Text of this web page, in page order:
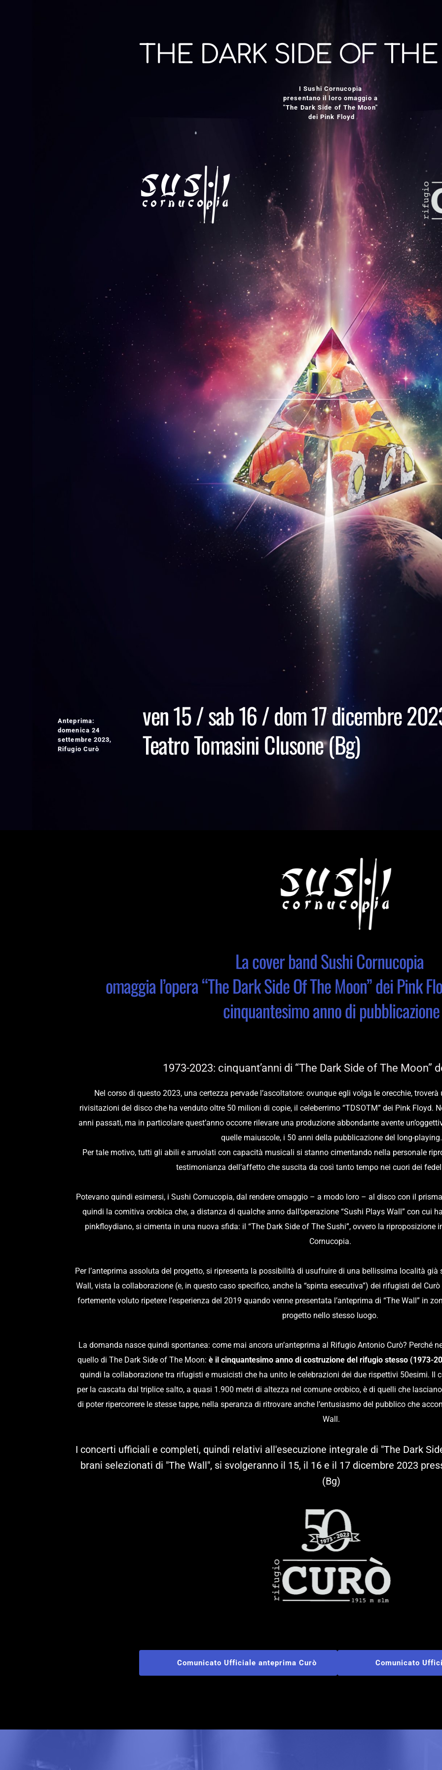
THE DARK SIDE OF
I Sushi Cornucopia
presentano il loro omaggio a
"The Dark Side of The Moon"
dei Pink Floyd
Anteprima:
domenica 24
settembre 2023,
Rifugio Curò
ven 15 / sab 16 / dom 17 dicembre
Teatro Tomasini Clusone (Bg)
La cover band Sushi Cornucopia
omaggia l’opera “The Dark Side Of The Moon” dei Pink
cinquantesimo anno di pubblicazione
1973-2023: cinquant’anni di “The Dark Side of The Moon”
Nel corso di questo 2023, una certezza pervade l’ascoltatore: ovunque egli volga le orecchie,
rivisitazioni del disco che ha venduto oltre 50 milioni di copie, il celeberrimo “TDSOTM” dei Pink Floyd.
anni passati, ma in particolare quest’anno occorre rilevare una produzione abbondante avente
quelle maiuscole, i 50 anni della pubblicazione del long-playing.
Per tale motivo, tutti gli abili e arruolati con capacità musicali si stanno cimentando nella personale
testimonianza dell’affetto che suscita da così tanto tempo nei cuori dei
Potevano quindi esimersi, i Sushi Cornucopia, dal rendere omaggio – a modo loro – al disco con il
quindi la comitiva orobica che, a distanza di qualche anno dall’operazione “Sushi Plays Wall” con cui
pinkfloydiano, si cimenta in una nuova sfida: il “The Dark Side of The Sushi”, ovvero la riproposizione
Cornucopia.
Per l’anteprima assoluta del progetto, si ripresenta la possibilità di usufruire di una bellissima località
Wall, vista la collaborazione (e, in questo caso specifico, anche la “spinta esecutiva”) dei rifugisti del
fortemente voluto ripetere l’esperienza del 2019 quando venne presentata l’anteprima di “The Wall” in
progetto nello stesso luogo.
La domanda nasce quindi spontanea: come mai ancora un’anteprima al Rifugio Antonio Curò? Perché
quello di The Dark Side of The Moon: è il cinquantesimo anno di costruzione del rifugio stesso (1973-
quindi la collaborazione tra rifugisti e musicisti che ha unito le celebrazioni dei due rispettivi 50esimi. Il
per la cascata dal triplice salto, a quasi 1.900 metri di altezza nel comune orobico, è di quelli che
di poter ripercorrere le stesse tappe, nella speranza di ritrovare anche l’entusiasmo del pubblico che
Wall.
I concerti ufficiali e completi, quindi relativi all'esecuzione integrale di "The Dark
brani selezionati di "The Wall", si svolgeranno il 15, il 16 e il 17 dicembre 2023
(Bg)
Comunicato Ufficiale anteprima Curò Comunicato